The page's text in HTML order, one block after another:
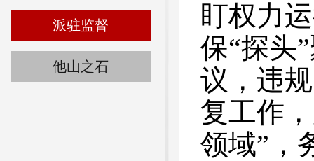
派驻监督
他山之石
盯权力
保“探头
议，违
复工作
领域”，